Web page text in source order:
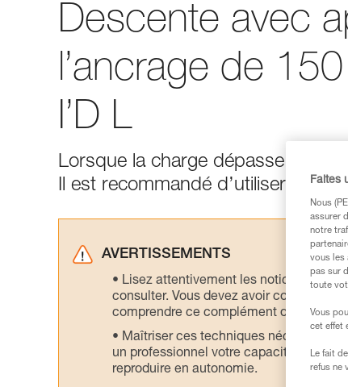
Descente avec
l’ancrage de
I’D L
Lorsque la charge dépasse 150
Il est recommandé d’utiliser des
AVERTISSEMENTS
Lisez attentivement les notices
consulter. Vous devez avoir compris les
comprendre ce complément
Maîtriser ces techniques nécessite
un professionnel votre capacité à
reproduire en autonomie.
Faites
Nous
assurer
notre
vous les
pas sur
toute
Vous
cet effet
Le fait
refus ne